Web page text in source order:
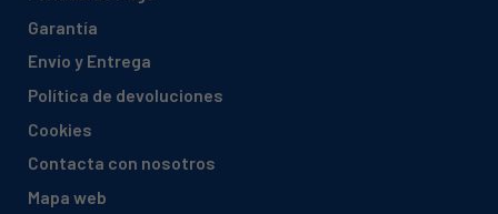
Garantía
Envío y Entrega
Política de devoluciones
Cookies
Contacta con nosotros
Mapa web